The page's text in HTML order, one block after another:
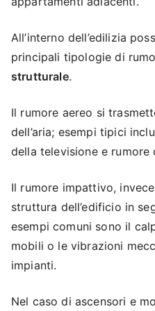
All’interno dell’edilizia
principali tipologie di
strutturale.
Il rumore aereo si
dell’aria; esempi tipici
della televisione e rumore
Il rumore impattivo,
struttura dell’edificio in
esempi comuni sono il
mobili o le vibrazioni
impianti.
Nel caso di ascensori e